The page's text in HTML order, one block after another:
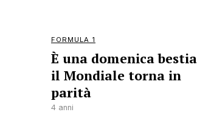
FORMULA 1
È una domenica
il Mondiale torna in
parità
4 anni